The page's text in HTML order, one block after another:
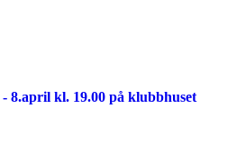
8.april kl. 19.00 på klubbhuset